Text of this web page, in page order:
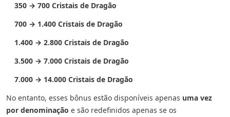
350 → 700 Cristais de Dragão
700 → 1.400 Cristais de Dragão
1.400 → 2.800 Cristais de Dragão
3.500 → 7.000 Cristais de Dragão
7.000 → 14.000 Cristais de Dragão
No entanto, esses bônus estão disponíveis apenas uma vez
por denominação e são redefinidos apenas se os